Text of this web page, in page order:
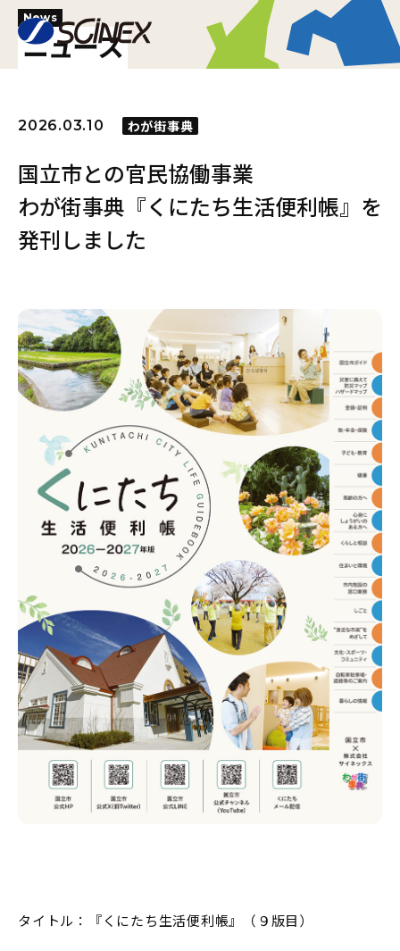
News
ニュース
2026.03.10 わが街事典
国立市との官民協働事業
わが街事典『くにたち生活便利帳』を
発刊しました
タイトル：『くにたち生活便利帳』（９版目）